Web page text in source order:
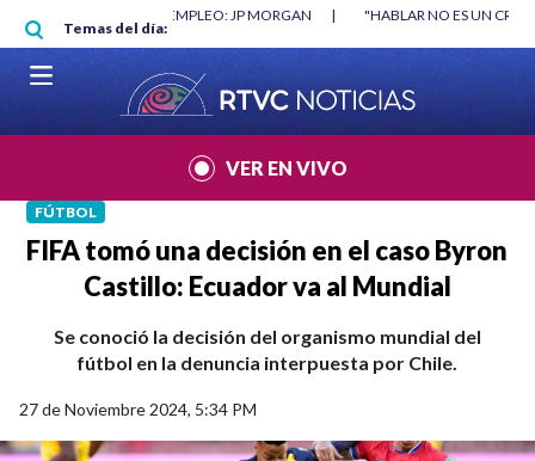
Pasar al contenido principal
Temas del día:
"HABLAR NO ES UN CRIMEN": CARTA DE BETO CORAL |
VER EN VIVO
FÚTBOL
FIFA tomó una decisión en el caso Byron
Castillo: Ecuador va al Mundial
Se conoció la decisión del organismo mundial del
fútbol en la denuncia interpuesta por Chile.
27 de Noviembre 2024, 5:34 PM